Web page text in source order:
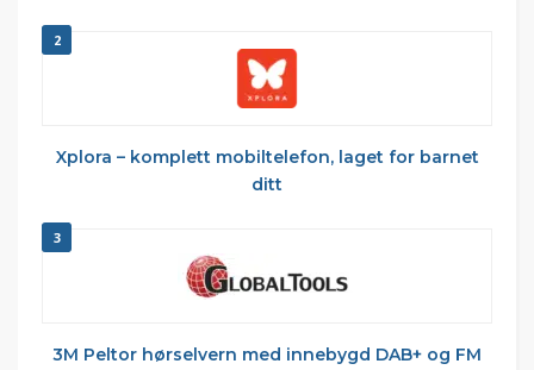
2
Xplora – komplett mobiltelefon, laget for barnet
ditt
3
3M Peltor hørselvern med innebygd DAB+ og FM